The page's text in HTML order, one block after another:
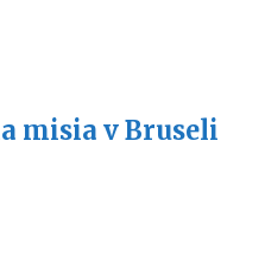
misia v Bruseli